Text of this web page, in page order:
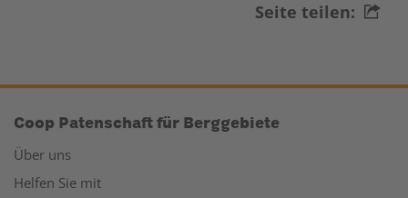
Seite teilen:
Coop Patenschaft für Berggebiete
Über uns
Helfen Sie mit